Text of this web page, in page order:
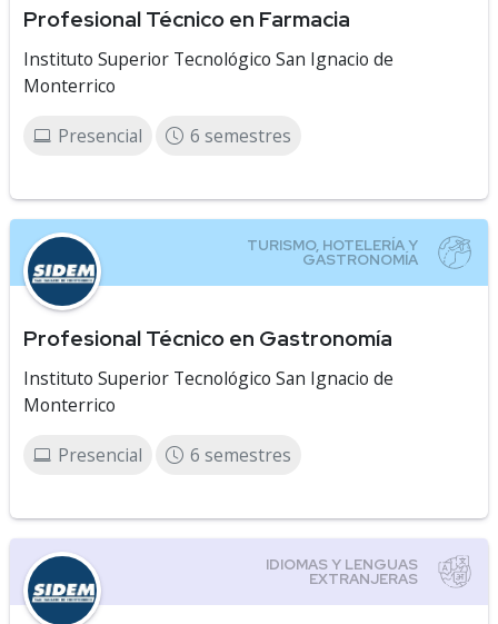
Profesional Técnico en Farmacia
Instituto Superior Tecnológico San Ignacio de
Monterrico
Presencial 6 semestres
Profesional Técnico en Gastronomía
Instituto Superior Tecnológico San Ignacio de
Monterrico
Presencial 6 semestres